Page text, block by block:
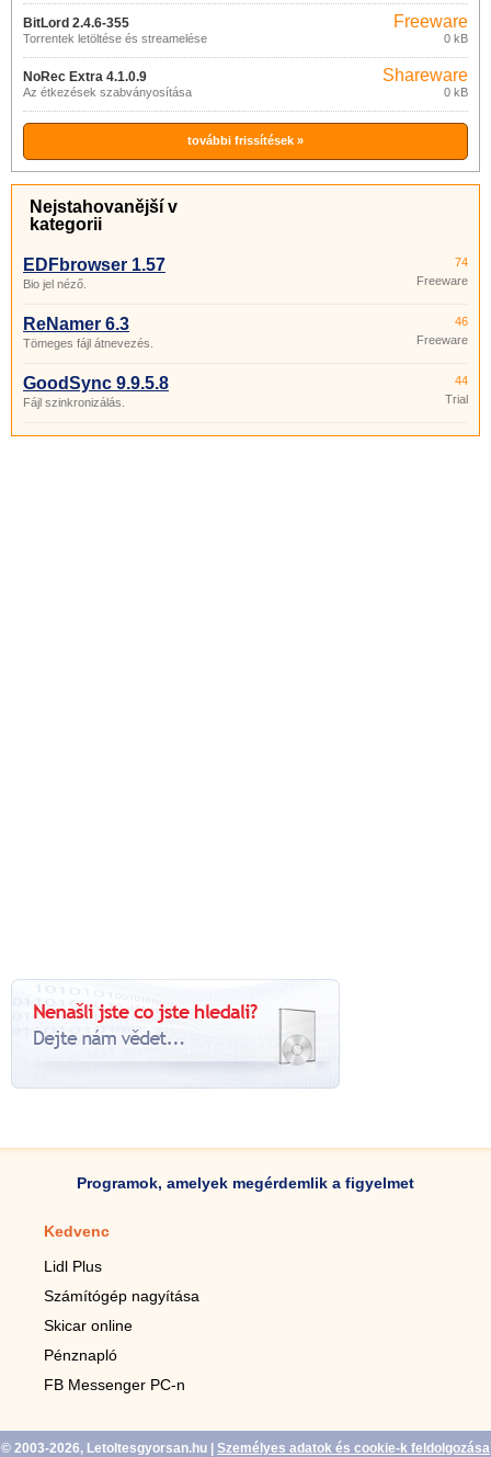
BitLord 2.4.6-355
Torrentek letöltése és streamelése
Freeware
0 kB
NoRec Extra 4.1.0.9
Az étkezések szabványosítása
Shareware
0 kB
további frissítések »
Nejstahovanější v
kategorii
EDFbrowser 1.57
Bio jel néző.
74
Freeware
ReNamer 6.3
Tömeges fájl átnevezés.
46
Freeware
GoodSync 9.9.5.8
Fájl szinkronizálás.
44
Trial
Programok, amelyek megérdemlik a figyelmet
Kedvenc
Lidl Plus
Számítógép nagyítása
Skicar online
Pénznapló
FB Messenger PC-n
© 2003-2026, Letoltesgyorsan.hu Személyes adatok és cookie-k feldolgozása